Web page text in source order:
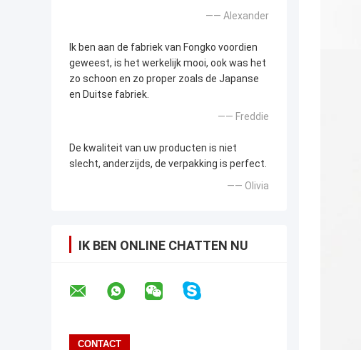
—— Alexander
Ik ben aan de fabriek van Fongko voordien
geweest, is het werkelijk mooi, ook was het
zo schoon en zo proper zoals de Japanse
en Duitse fabriek.
—— Freddie
De kwaliteit van uw producten is niet
slecht, anderzijds, de verpakking is perfect.
—— Olivia
IK BEN ONLINE CHATTEN NU